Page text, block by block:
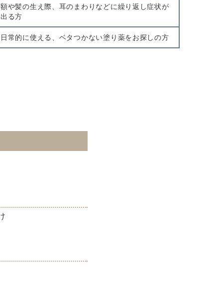
額や髪の生え際、耳のまわりなどに繰り返し症状が
出る方
日常的に使える、ベタつかない塗り薬をお探しの方